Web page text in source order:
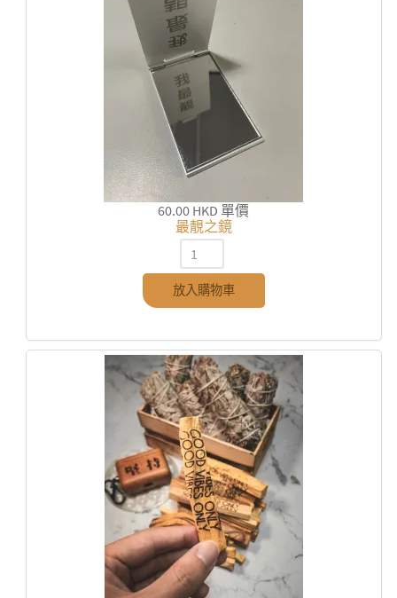
60.00 HKD 單價
最靚之鏡
放入購物車